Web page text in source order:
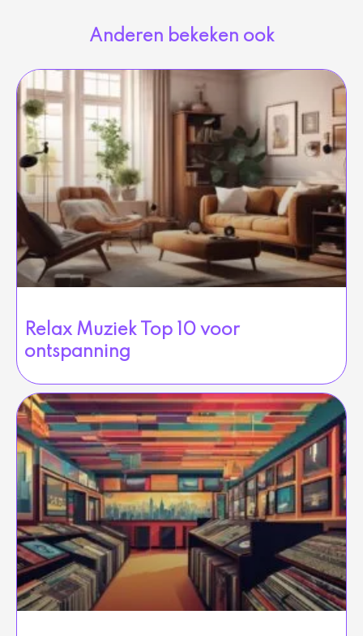
Anderen bekeken ook
Relax Muziek Top 10 voor
ontspanning